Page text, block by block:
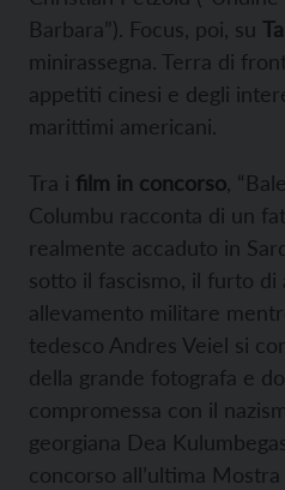
Barbara”). Focus, poi, su
minirassegna. Terra di
appetiti cinesi e degli
marittimi americani.
Tra i film in concorso ,
Columbu racconta di un
realmente accaduto in
sotto il fascismo, il furto di
allevamento militare
tedesco Andres Veiel si
della grande fotografa e
compromessa con il
georgiana Dea
concorso all’ultima